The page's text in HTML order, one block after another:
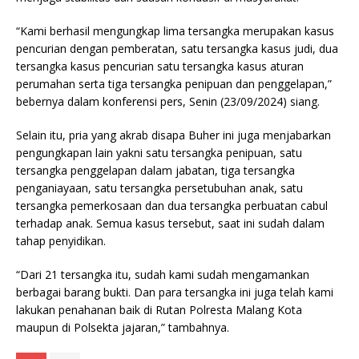
“Kami berhasil mengungkap lima tersangka merupakan kasus
pencurian dengan pemberatan, satu tersangka kasus judi, dua
tersangka kasus pencurian satu tersangka kasus aturan
perumahan serta tiga tersangka penipuan dan penggelapan,”
bebernya dalam konferensi pers, Senin (23/09/2024) siang.
Selain itu, pria yang akrab disapa Buher ini juga menjabarkan
pengungkapan lain yakni satu tersangka penipuan, satu
tersangka penggelapan dalam jabatan, tiga tersangka
penganiayaan, satu tersangka persetubuhan anak, satu
tersangka pemerkosaan dan dua tersangka perbuatan cabul
terhadap anak. Semua kasus tersebut, saat ini sudah dalam
tahap penyidikan.
“Dari 21 tersangka itu, sudah kami sudah mengamankan
berbagai barang bukti. Dan para tersangka ini juga telah kami
lakukan penahanan baik di Rutan Polresta Malang Kota
maupun di Polsekta jajaran,” tambahnya.